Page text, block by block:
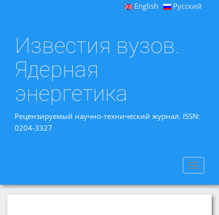
English Русский
Известия вузов.
Ядерная
энергетика
Рецензируемый научно-технический журнал. ISSN:
0204-3327
Toggle